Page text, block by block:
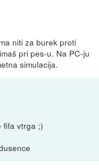
niti za burek proti
pri pes-u. Na PC-ju
simulacija.
fifa vtrga ;)